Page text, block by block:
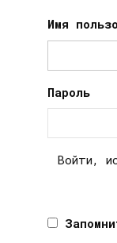
Имя
Пароль
Войти,